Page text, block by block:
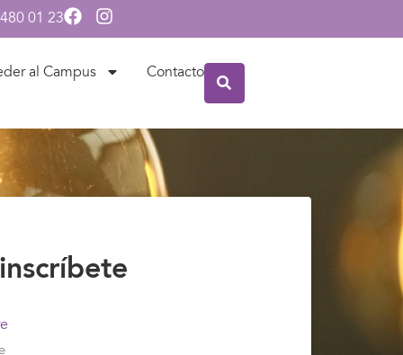
01 23
al Campus Contacto